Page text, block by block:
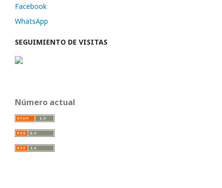
Facebook
WhatsApp
SEGUIMIENTO DE VISITAS
Número actual